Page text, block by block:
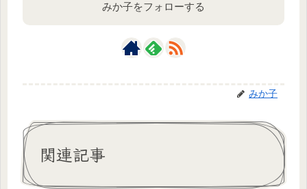
みか子をフォローする
みか子
関連記事